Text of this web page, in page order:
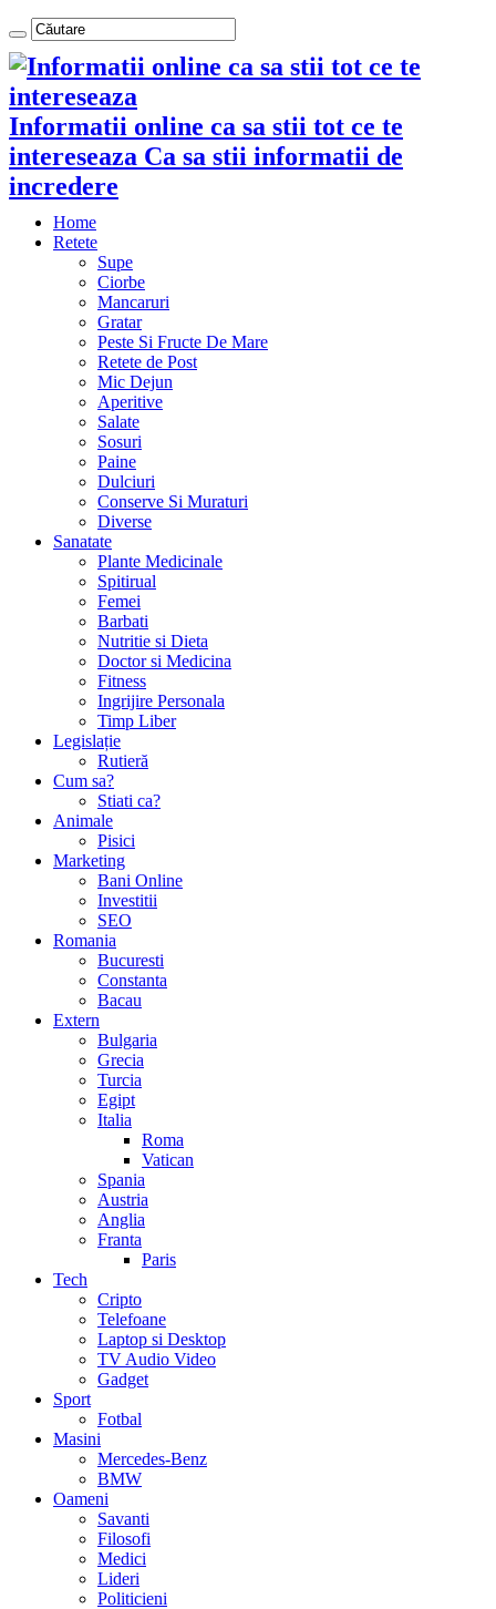
Informatii online ca sa stii tot ce te
intereseaza Ca sa stii informatii de
incredere
Home
Retete
Supe
Ciorbe
Mancaruri
Gratar
Peste Si Fructe De Mare
Retete de Post
Mic Dejun
Aperitive
Salate
Sosuri
Paine
Dulciuri
Conserve Si Muraturi
Diverse
Sanatate
Plante Medicinale
Spitirual
Femei
Barbati
Nutritie si Dieta
Doctor si Medicina
Fitness
Ingrijire Personala
Timp Liber
Legislație
Rutieră
Cum sa?
Stiati ca?
Animale
Pisici
Marketing
Bani Online
Investitii
SEO
Romania
Bucuresti
Constanta
Bacau
Extern
Bulgaria
Grecia
Turcia
Egipt
Italia
Roma
Vatican
Spania
Austria
Anglia
Franta
Paris
Tech
Cripto
Telefoane
Laptop si Desktop
TV Audio Video
Gadget
Sport
Fotbal
Masini
Mercedes-Benz
BMW
Oameni
Savanti
Filosofi
Medici
Lideri
Politicieni